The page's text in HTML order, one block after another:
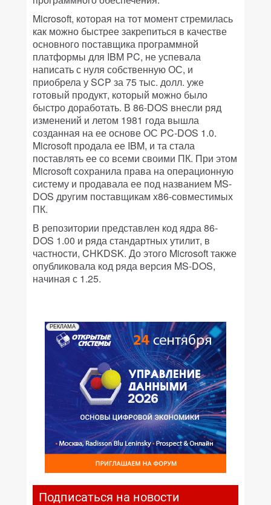
Microsoft, которая на тот момент стремилась
как можно быстрее закрепиться в качестве
основного поставщика программной
платформы для IBM PC, не успевала
написать с нуля собственную ОС, и
приобрела у SCP за 75 тыс. долл. уже
готовый продукт, который можно было
быстро доработать. В 86-DOS внесли ряд
изменений и летом 1981 года вышла
созданная на ее основе ОС PC-DOS 1.0.
Microsoft продала ее IBM, и та стала
поставлять ее со всеми своими ПК. При этом
Microsoft сохранила права на операционную
систему и продавала ее под названием MS-
DOS другим поставщикам x86-совместимых
ПК.
В репозитории представлен код ядра 86-
DOS 1.00 и ряда стандартных утилит, в
частности, CHKDSK. До этого Microsoft также
опубликовала код ряда версия MS-DOS,
начиная с 1.25.
РЕКЛАМА
Подписаться на новости